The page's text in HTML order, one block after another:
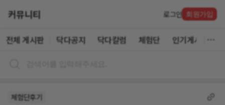
커뮤니티 로그인 회원가입
전체 게시판 닥다공지 닥다칼럼 체험단 인기게시글
체험단후기